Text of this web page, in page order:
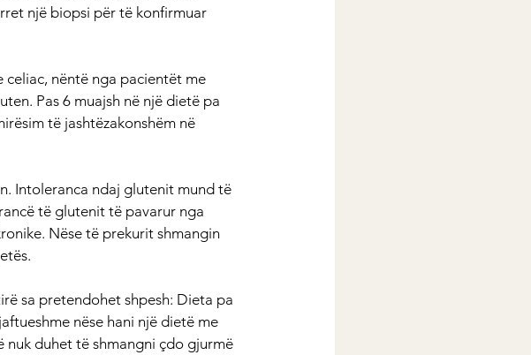
një biopsi për të konfirmuar
nëntë nga pacientët me
Pas 6 muajsh në një dietë pa
të jashtëzakonshëm në
Intoleranca ndaj glutenit mund të
të glutenit të pavarur nga
Nëse të prekurit shmangin
sa pretendohet shpesh: Dieta pa
nëse hani një dietë me
nuk duhet të shmangni çdo gjurmë